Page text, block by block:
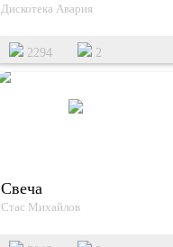
Дискотека Авария
2294 2
Свеча
Стас Михайлов